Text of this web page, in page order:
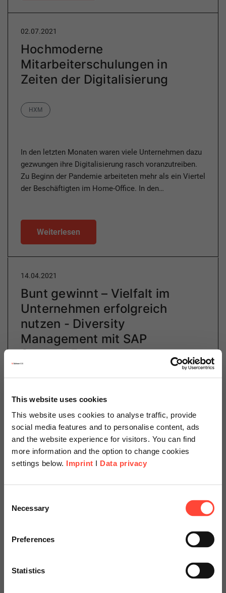
This website uses cookies
This website uses cookies to analyse traffic, provide
social media features and to personalise content, ads
and the website experience for visitors. You can find
more information and the option to change cookies
settings below. Imprint I Data privacy
Selection
Necessary
Preferences
Statistics
02.07.2021
Hochmoderne
Mitarbeiterschulungen in
Zeiten der Digitalisierung
Category
HXM
In den letzten Monaten waren viele Unternehmen dazu
gezwungen ihre Digitalisierung rasch voranzutreiben.
Zu Beginn der Pandemie arbeiteten mehr als ein Viertel
der Beschäftigten im Home-Office. In den…
Weiterlesen
14.04.2021
Bunt gewinnt – Vielfalt im
Unternehmen erfolgreich
nutzen - Diversity
Management mit SAP
SuccessFactors
Diversitätsmanagement oder Diversity Management
wird als Management der Vielfalt verstanden. So
werden die unterschiedlichen Hintergründe der
Mitarbeitenden bewusst vorteilhaftig/positiv genutzt
Von Mitarbeiterbefragungen
specially adapted offers and